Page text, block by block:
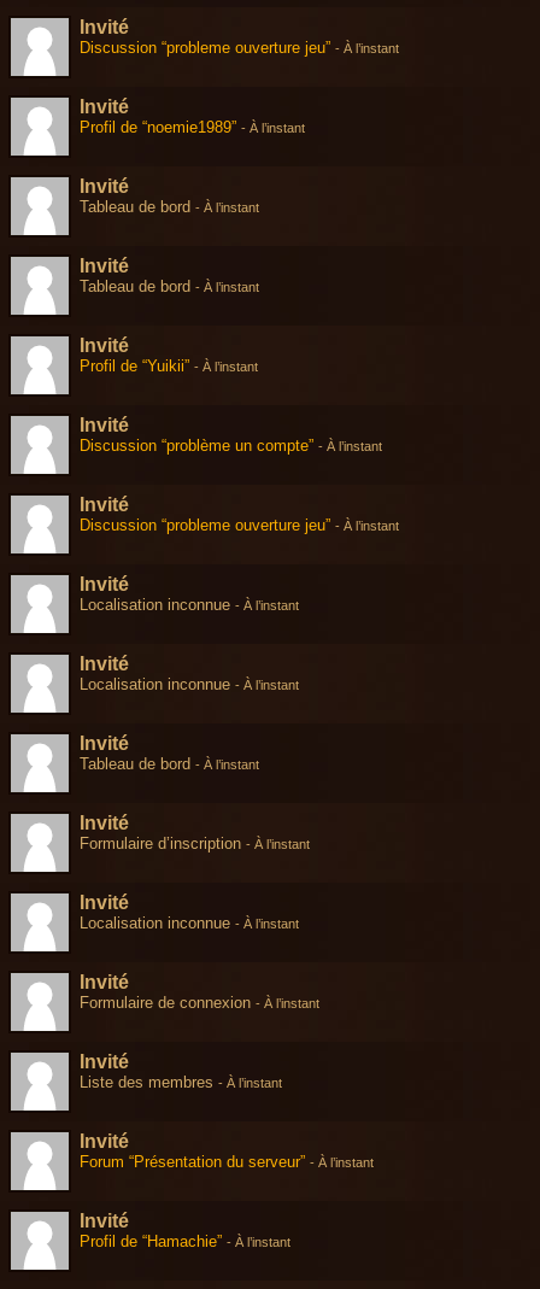
Invité
Discussion “probleme ouverture jeu” - À l’instant
Invité
Profil de “noemie1989” - À l’instant
Invité
Tableau de bord - À l’instant
Invité
Tableau de bord - À l’instant
Invité
Profil de “Yuikii” - À l’instant
Invité
Discussion “problème un compte” - À l’instant
Invité
Discussion “probleme ouverture jeu” - À l’instant
Invité
Localisation inconnue - À l’instant
Invité
Localisation inconnue - À l’instant
Invité
Tableau de bord - À l’instant
Invité
Formulaire d’inscription - À l’instant
Invité
Localisation inconnue - À l’instant
Invité
Formulaire de connexion - À l’instant
Invité
Liste des membres - À l’instant
Invité
Forum “Présentation du serveur” - À l’instant
Invité
Profil de “Hamachie” - À l’instant